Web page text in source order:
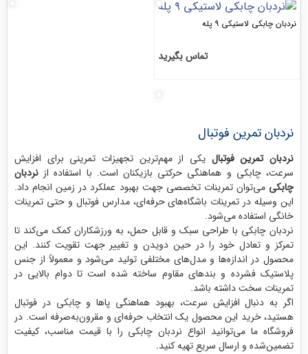
۹ پله
فوتبال
فوتبال یکی از مهم‌ترین تجهیزات تمرینی برای افزایش
و هماهنگی حرکتی بازیکنان است. با استفاده از نردبان
تمرینات تخصصی جهت بهبود عملکرد در زمین انجام داد.
تمرینات باشگاه‌های حرفه‌ای، مدارس فوتبال و حتی تمرینات
می‌شود.
با طراحی سبک و قابل حمل، به ورزشکاران کمک می‌کند تا
خود را در حین دویدن و تغییر جهت تقویت کنند. این
و مدل‌های مختلفی تولید می‌شود و معمولاً از جنس
و بندهای مقاوم ساخته شده است تا دوام بالایی در
داشته باشد.
افزایش سرعت، بهبود هماهنگی پاها و چابکی در فوتبال
این محصول یک انتخاب حرفه‌ای و مقرون‌به‌صرفه است. در
می‌توانید انواع نردبان چابکی را با قیمت مناسب، کیفیت
ارسال سریع تهیه کنید.